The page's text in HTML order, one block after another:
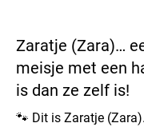
Zaratje (Zara)…
meisje met een
is dan ze zelf is!
🐾 Dit is Zaratje